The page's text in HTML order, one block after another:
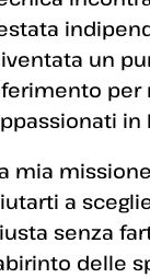
un
per
in
mia
a
senza
delle